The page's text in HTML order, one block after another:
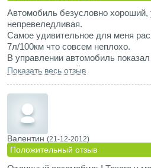
Автомобиль безусловно хороший,
непревеледливая.
Самое удивительное для меня
7л/100км что совсем неплохо.
В управлении автомобиль
смотря на правый руль.
руля, раверное дело в опыте
Показать весь отзыв
Валентин (21-12-2012)
Положительный отзыв